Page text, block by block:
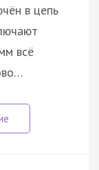
в цепь
всё